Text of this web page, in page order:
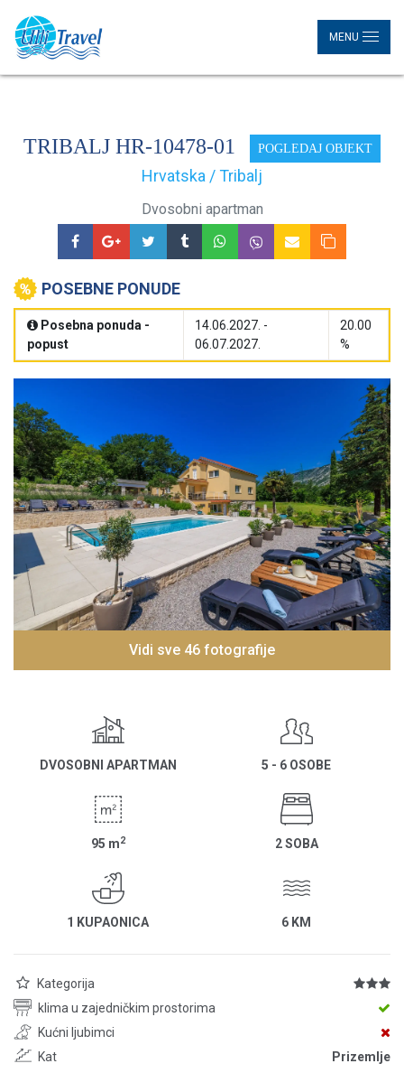
MENU
TRIBALJ HR-10478-01 POGLEDAJ OBJEKT
Hrvatska / Tribalj
Dvosobni apartman
POSEBNE PONUDE
Posebna ponuda -
popust
14.06.2027. -
06.07.2027.
20.00
%
Vidi sve 46 fotografije
DVOSOBNI APARTMAN 5 - 6 OSOBE
95 m2 2 SOBA
1 KUPAONICA 6 KM
Kategorija
klima u zajedničkim prostorima
Kućni ljubimci
Kat
Prizemlje